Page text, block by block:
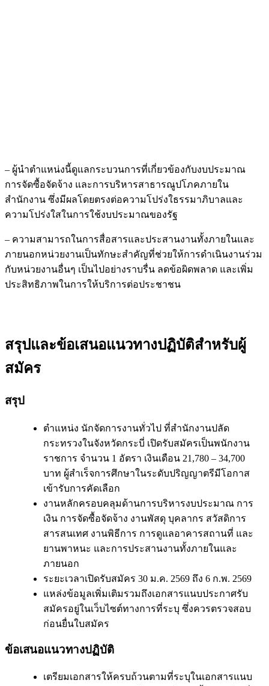
– ผู้นำตำแหน่งนี้ดูแลกระบวนการที่เกี่ยวข้องกับงบประมาณ
การจัดซื้อจัดจ้าง และการบริหารสาธารณูปโภคภายใน
สำนักงาน ซึ่งมีผลโดยตรงต่อความโปร่งใธรรมาภิบาลและ
ความโปร่งใสในการใช้งบประมาณของรัฐ
– ความสามารถในการสื่อสารและประสานงานทั้งภายในและ
ภายนอกหน่วยงานเป็นทักษะสำคัญที่ช่วยให้การดำเนินงานร่วม
กับหน่วยงานอื่นๆ เป็นไปอย่างราบรื่น ลดข้อผิดพลาด และเพิ่ม
ประสิทธิภาพในการให้บริการต่อประชาชน
สรุปและข้อเสนอแนวทางปฏิบัติสำหรับผู้
สมัคร
สรุป
ตำแหน่ง นักจัดการงานทั่วไป ที่สำนักงานปลัด
กระทรวงในจังหวัดกระบี่ เปิดรับสมัครเป็นพนักงาน
ราชการ จำนวน 1 อัตรา เงินเดือน 21,780 – 34,700
บาท ผู้สำเร็จการศึกษาในระดับปริญญาตรีมีโอกาส
เข้ารับการคัดเลือก
งานหลักครอบคลุมด้านการบริหารงบประมาณ การ
เงิน การจัดซื้อจัดจ้าง งานพัสดุ บุคลากร สวัสดิการ
สารสนเทศ งานพิธีการ การดูแลอาคารสถานที่ และ
ยานพาหนะ และการประสานงานทั้งภายในและ
ภายนอก
ระยะเวลาเปิดรับสมัคร 30 ม.ค. 2569 ถึง 6 ก.พ. 2569
แหล่งข้อมูลเพิ่มเติมรวมถึงเอกสารแนบประกาศรับ
สมัครอยู่ในเว็บไซต์ทางการที่ระบุ ซึ่งควรตรวจสอบ
ก่อนยื่นใบสมัคร
ข้อเสนอแนวทางปฏิบัติ
เตรียมเอกสารให้ครบถ้วนตามที่ระบุในเอกสารแนบ